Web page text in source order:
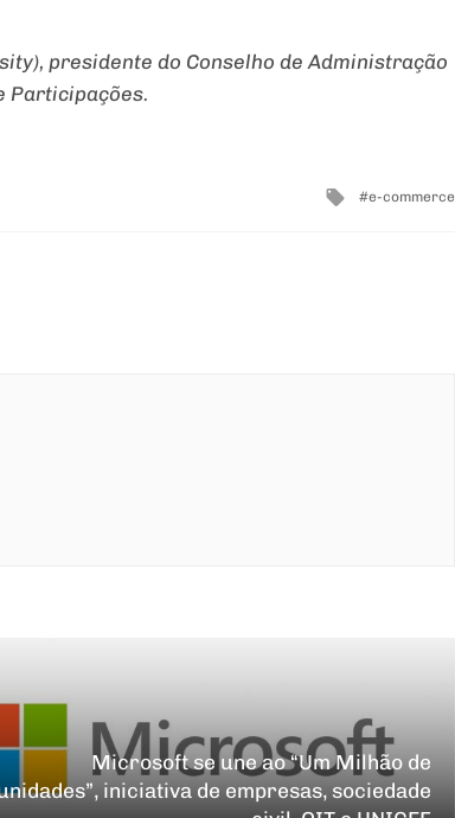
presidente do Conselho de Administração
Participações.
Tagged
e-commerce
Microsoft se une ao “Um Milhão de
iniciativa de empresas, sociedade